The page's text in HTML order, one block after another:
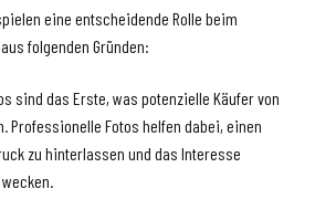
eine entscheidende Rolle beim
folgenden Gründen:
sind das Erste, was potenzielle Käufer von
Professionelle Fotos helfen dabei, einen
zu hinterlassen und das Interesse